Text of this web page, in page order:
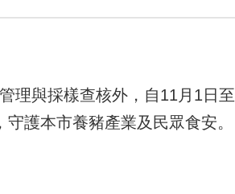
與採樣查核外，自11月1日至
護本市養豬產業及民眾食安。